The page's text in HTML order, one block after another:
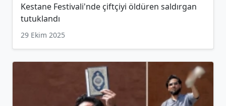
Kestane Festivali'nde çiftçiyi öldüren saldırgan
tutuklandı
29 Ekim 2025